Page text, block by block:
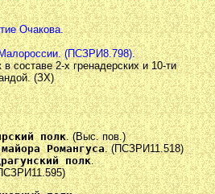
Очакова.
(ПСЗРИ8.798).
составе 2-х гренадерских и 10-ти
(ЗХ)
полк. (Выс. пов.)
Романгуса. (ПСЗРИ11.518)
полк.